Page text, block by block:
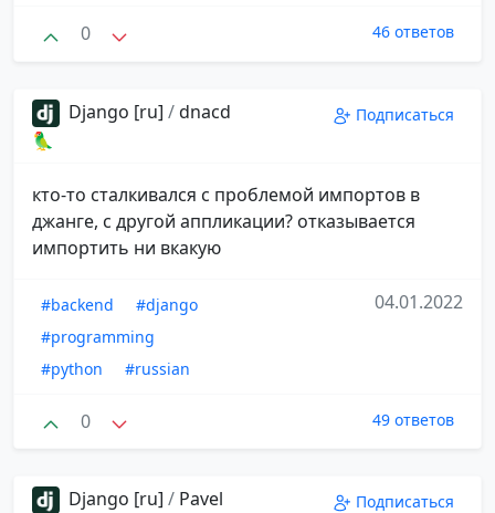
0 46 ответов
Django [ru] /dnacd
🦜
Подписаться
кто-то сталкивался с проблемой импортов в
джанге, с другой аппликации? отказывается
импортить ни вкакую
#backend
#django
#programming
#python
#russian
04.01.2022
0 49 ответов
Django [ru] / Pavel Подписаться